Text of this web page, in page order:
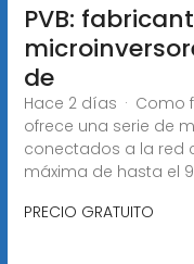
PVB:
de
Hace 2 días · Como
ofrece una serie de
conectados a la red
máxima de hasta el
PRECIO GRATUITO